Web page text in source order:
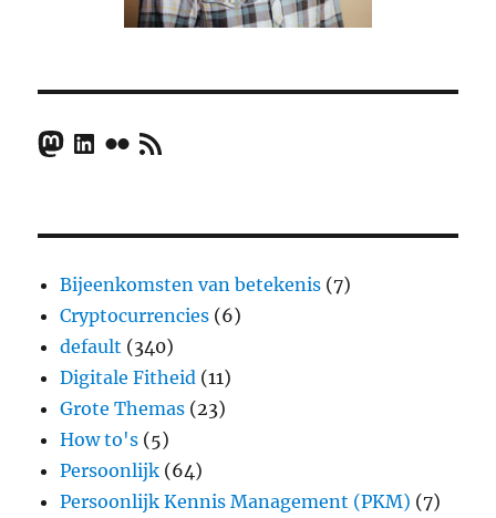
Mastodon
LinkedIn
FlickrRSS Feed
Bijeenkomsten van betekenis (7)
Cryptocurrencies (6)
default (340)
Digitale Fitheid (11)
Grote Themas (23)
How to's (5)
Persoonlijk (64)
Persoonlijk Kennis Management (PKM) (7)